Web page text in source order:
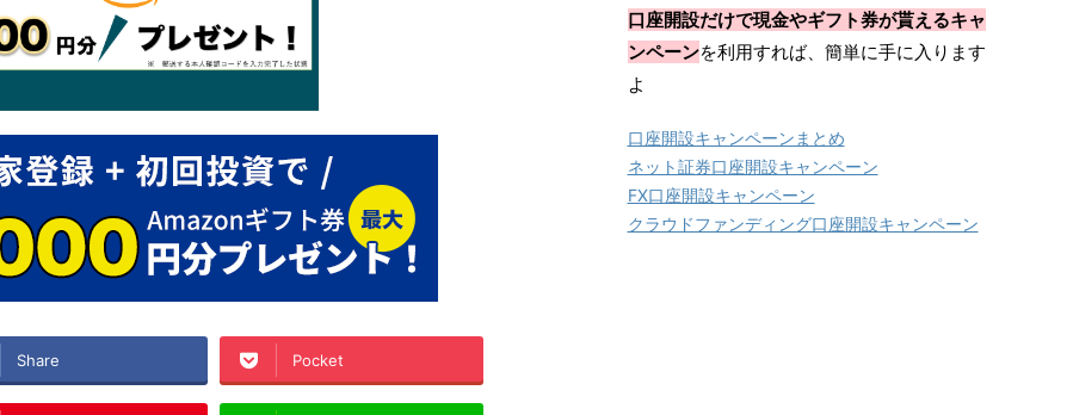
Share Pocket
口座開設だけで現金やギフト券が貰えるキャ
ンペーンを利用すれば、簡単に手に入ります
よ
口座開設キャンペーンまとめ
ネット証券口座開設キャンペーン
FX口座開設キャンペーン
クラウドファンディング口座開設キャンペーン